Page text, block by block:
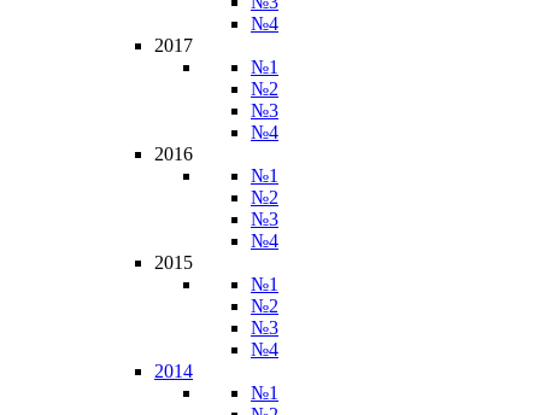
№4
2017
№1
№2
№3
№4
2016
№1
№2
№3
№4
2015
№1
№2
№3
№4
2014
№1